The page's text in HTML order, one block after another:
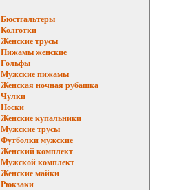
Бюстгальтеры
Колготки
Женские трусы
Пижамы женские
Гольфы
Мужские пижамы
Женская ночная рубашка
Чулки
Носки
Женские купальники
Мужские трусы
Футболки мужские
Женский комплект
Мужской комплект
Женские майки
Рюкзаки